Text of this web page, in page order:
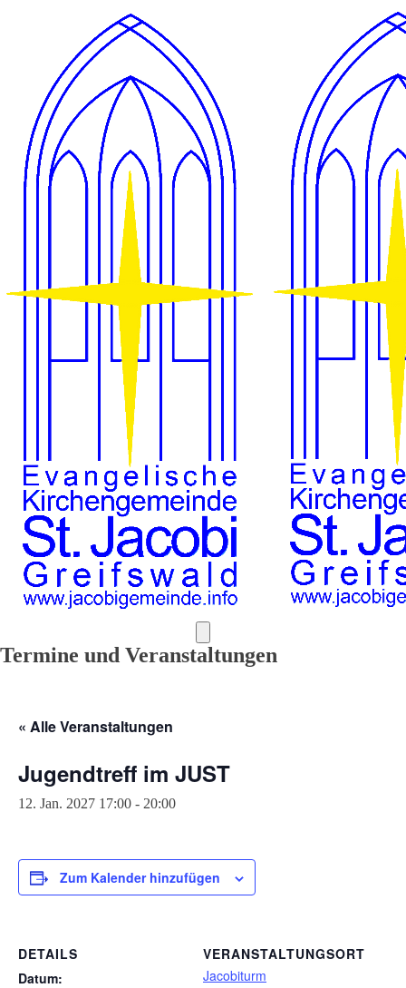
Termine und Veranstaltungen
« Alle Veranstaltungen
Jugendtreff im JUST
12. Jan. 2027 17:00 - 20:00
Zum Kalender hinzufügen
DETAILS
Datum:
VERANSTALTUNGSORT
Jacobiturm